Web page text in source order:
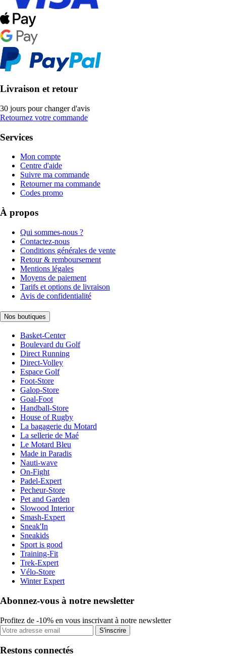
Livraison et retour
30 jours pour changer d'avis
Retournez votre commande
Services
Mon compte
Centre d'aide
Suivre ma commande
Retourner ma commande
Codes promo
À propos
Qui sommes-nous ?
Contactez-nous
Conditions générales de vente
Retour & remboursement
Mentions légales
Moyens de paiement
Tarifs et options de livraison
Avis de confidentialité
Nos boutiques
Basket-Center
Boulevard du Golf
Direct Running
Direct-Volley
Espace Golf
Foot-Store
Galop-Store
Goal-Foot
Handball-Store
House of Rugby
La bagagerie du Motard
La sellerie de Maé
Le Motard Bleu
Made in Paradis
Nauti-wave
On-Fight
Padel-Expert
Pecheur-Store
Pet and Garden
Slowood Interior
Smash-Expert
Sneak'In
Sneakids
Sport is good
Training-Fit
Trek-Expert
Vélo-Store
Winter Expert
Abonnez-vous à notre newsletter
Profitez de -10% en vous inscrivant à notre newsletter
S'inscrire
Restons connectés